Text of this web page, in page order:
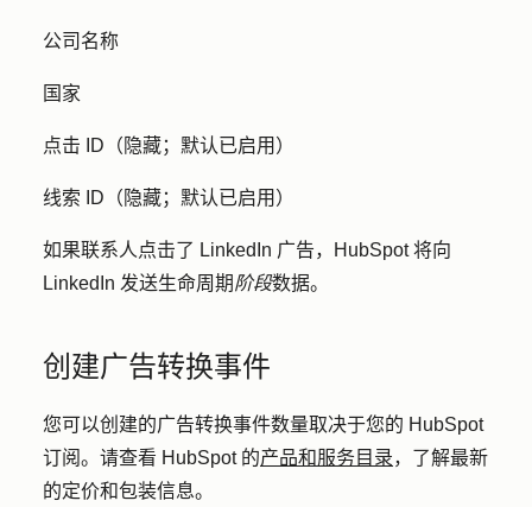
公司名称
国家
点击 ID（隐藏；默认已启用）
线索 ID（隐藏；默认已启用）
如果联系人点击了 LinkedIn 广告，HubSpot 将向
LinkedIn 发送生命周期阶段数据。
创建广告转换事件
您可以创建的广告转换事件数量取决于您的 HubSpot
订阅。请查看 HubSpot 的产品和服务目录，了解最新
的定价和包装信息。